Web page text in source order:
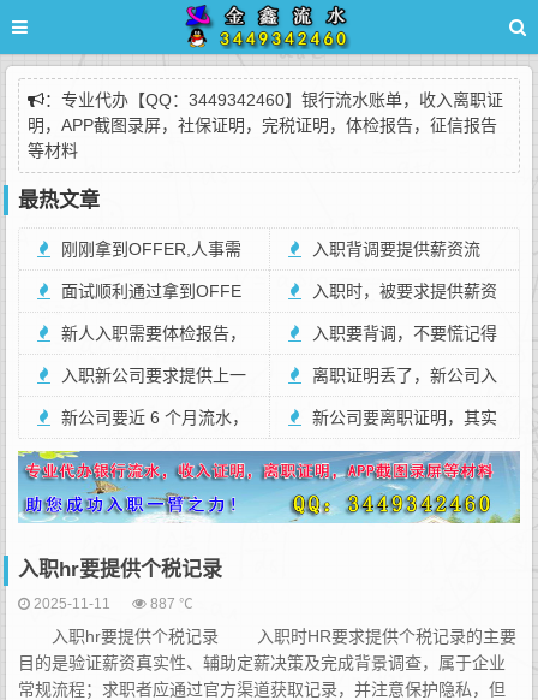
： 专业代办【QQ：3449342460】银行流水账单，收入离职证
明，APP截图录屏，社保证明，完税证明，体检报告，征信报告
等材料
最热文章
刚刚拿到OFFER,人事需
要提供个税截图，有什么目
的呢?
入职背调要提供薪资流
水，别慌这样准备万无一
失！
面试顺利通过拿到OFFE
R了，通知要一年的个税明
细，教你轻松应对。
入职时，被要求提供薪资
流水怎么办呢？
新人入职需要体检报告，
通过后才发OFFER
入职要背调，不要慌记得
提前准备好个税截图就行。
入职新公司要求提供上一
年的薪资截图，夸大了薪资
该如何解决？
离职证明丢了，新公司入
职急救办法
新公司要近 6 个月流水，
不给会被拒录吗？
新公司要离职证明，其实
在查这几件事。
入职hr要提供个税记录
2025-11-11 887 ℃
入职hr要提供个税记录 入职时HR要求提供个税记录的主要
目的是验证薪资真实性、辅助定薪决策及完成背景调查，属于企业
常规流程；求职者应通过官方渠道获取记录，并注意保护隐私，但